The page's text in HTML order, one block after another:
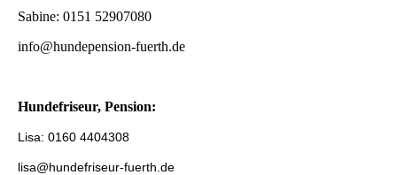
Sabine: 0151 52907080
info@hundepension-fuerth.de
Hundefriseur, Pension:
Lisa: 0160 4404308
lisa@hundefriseur-fuerth.de